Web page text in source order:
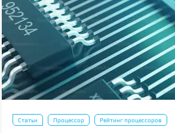
Статьи Процессор Рейтинг процессоров